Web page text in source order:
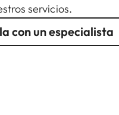
servicios.
con un especialista